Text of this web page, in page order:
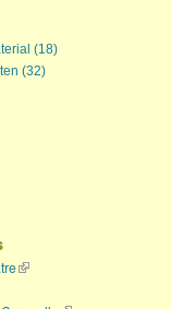
(18)
(32)
(link is external)
is external)